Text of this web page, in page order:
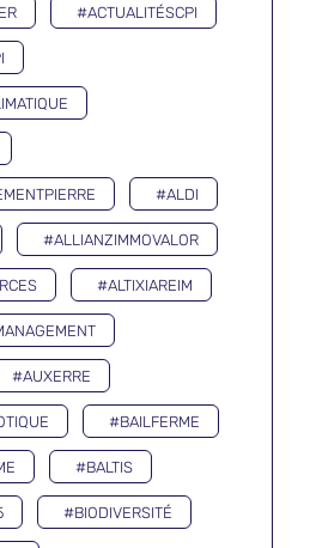
#ACTUALITÉSCPI
#ALDI
#ALLIANZIMMOVALOR
#ALTIXIAREIM
#AUXERRE
#BAILFERME
#BALTIS
#BIODIVERSITÉ